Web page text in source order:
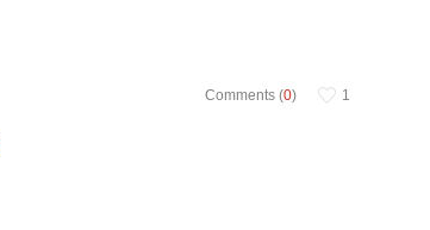
Comments (0) 1